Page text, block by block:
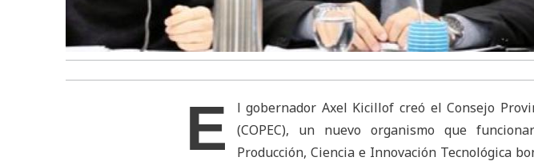
E
l gobernador Axel Kicillof creó el Consejo
(COPEC), un nuevo organismo que
Producción, Ciencia e Innovación Tecnológica